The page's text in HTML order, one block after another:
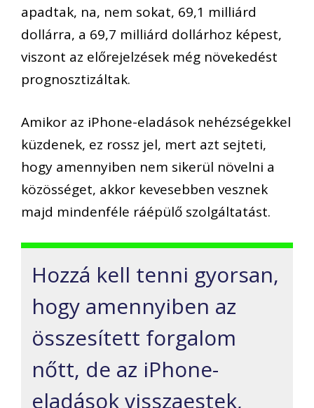
apadtak, na, nem sokat, 69,1 milliárd
dollárra, a 69,7 milliárd dollárhoz képest,
viszont az előrejelzések még növekedést
prognosztizáltak.
Amikor az iPhone-eladások nehézségekkel
küzdenek, ez rossz jel, mert azt sejteti,
hogy amennyiben nem sikerül növelni a
közösséget, akkor kevesebben vesznek
majd mindenféle ráépülő szolgáltatást.
Hozzá kell tenni gyorsan,
hogy amennyiben az
összesített forgalom
nőtt, de az iPhone-
eladások visszaestek,